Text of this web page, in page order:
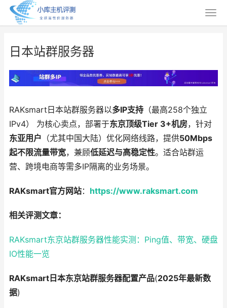
日本站群服务器
RAKsmart日本站群服务器以多IP支持 （最高258个独立
IPv4） 为核心卖点，部署于东京顶级Tier 3+机房，针对
东亚用户 （尤其中国大陆）优化网络线路，提供50Mbps
起不限流量带宽，兼顾低延迟与高稳定性。适合站群运
营、跨境电商等需多IP隔离的业务场景。
RAKsmart官方网站： https://www.raksmart.com
相关评测文章：
RAKsmart东京站群服务器性能实测：Ping值、带宽、硬盘
IO性能一览
RAKsmart日本东京站群服务器配置产品(2025年最新数
据)